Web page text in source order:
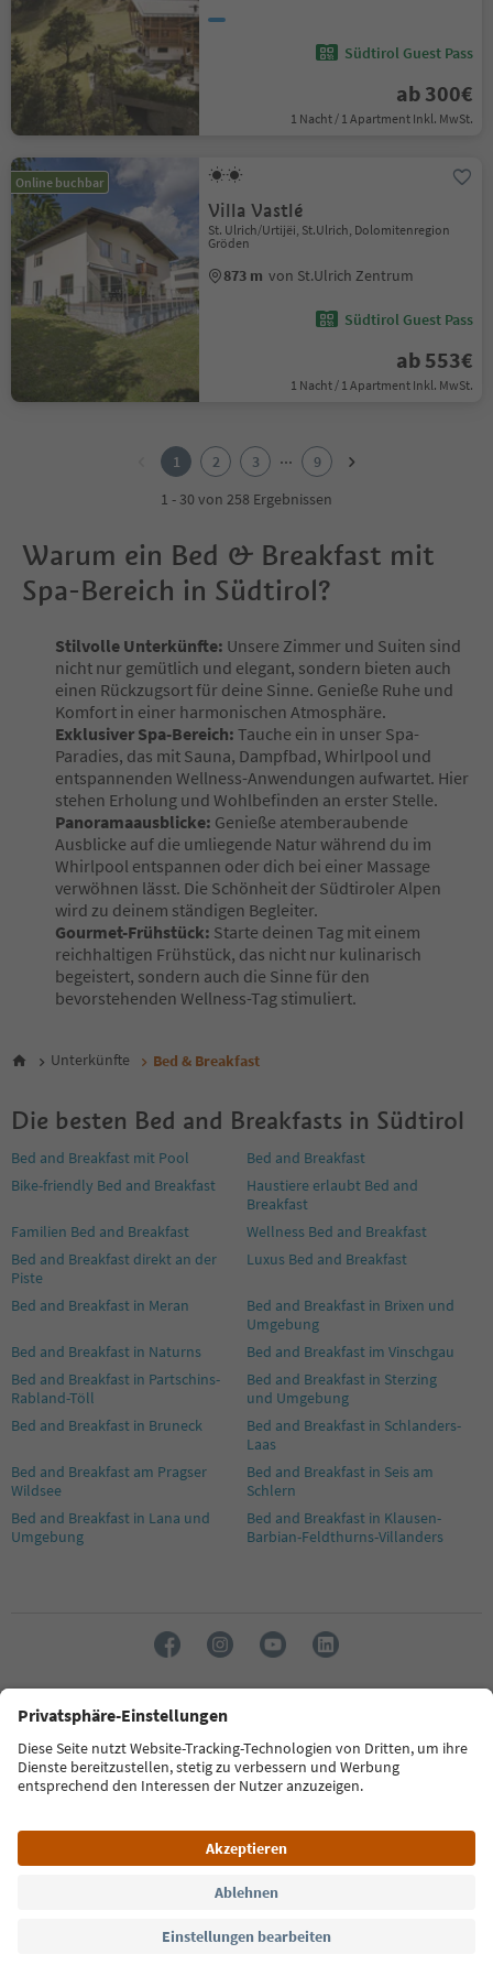
Südtirol Guest Pass
ab 300€
1 Nacht / 1 Apartment Inkl. MwSt.
Online buchbar
Villa Vastlé
St. Ulrich/Urtijëi, St.Ulrich, Dolomitenregion
Gröden
873 m von St.Ulrich Zentrum
Südtirol Guest Pass
ab 553€
1 Nacht / 1 Apartment Inkl. MwSt.
1 2 3 ...
9
1 - 30 von 258 Ergebnissen
Warum ein Bed & Breakfast mit
Spa-Bereich in Südtirol?
Stilvolle Unterkünfte: Unsere Zimmer und Suiten sind
nicht nur gemütlich und elegant, sondern bieten auch
einen Rückzugsort für deine Sinne. Genieße Ruhe und
Komfort in einer harmonischen Atmosphäre.
Exklusiver Spa-Bereich: Tauche ein in unser Spa-
Paradies, das mit Sauna, Dampfbad, Whirlpool und
entspannenden Wellness-Anwendungen aufwartet. Hier
stehen Erholung und Wohlbefinden an erster Stelle.
Panoramaausblicke: Genieße atemberaubende
Ausblicke auf die umliegende Natur während du im
Whirlpool entspannen oder dich bei einer Massage
verwöhnen lässt. Die Schönheit der Südtiroler Alpen
wird zu deinem ständigen Begleiter.
Gourmet-Frühstück: Starte deinen Tag mit einem
reichhaltigen Frühstück, das nicht nur kulinarisch
begeistert, sondern auch die Sinne für den
bevorstehenden Wellness-Tag stimuliert.
Unterkünfte Bed & Breakfast
Die besten Bed and Breakfasts in Südtirol
Bed and Breakfast mit Pool
Bed and Breakfast
Bike-friendly Bed and Breakfast
Haustiere erlaubt Bed and
Breakfast
Familien Bed and Breakfast
Wellness Bed and Breakfast
Bed and Breakfast direkt an der
Piste
Luxus Bed and Breakfast
Bed and Breakfast in Meran
Bed and Breakfast in Brixen und
Umgebung
Bed and Breakfast in Naturns
Bed and Breakfast im Vinschgau
Bed and Breakfast in Partschins-
Rabland-Töll
Bed and Breakfast in Sterzing
und Umgebung
Bed and Breakfast in Bruneck
Bed and Breakfast in Schlanders-
Laas
Bed and Breakfast am Pragser
Wildsee
Bed and Breakfast in Seis am
Schlern
Bed and Breakfast in Lana und
Umgebung
Bed and Breakfast in Klausen-
Barbian-Feldthurns-Villanders
Sprache: Deutsch
FAQ Kontakt Presse MICE Datenschutzerklärung
Zugänglichkeitserklärung